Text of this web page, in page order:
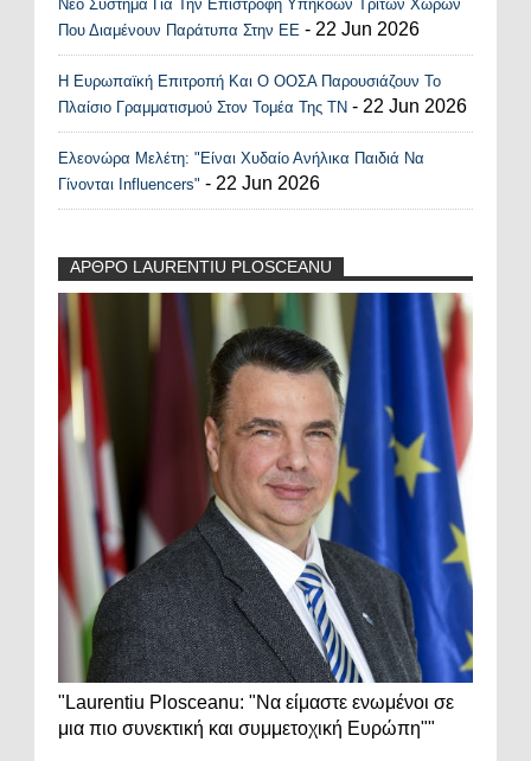
Νέο Σύστημα Για Την Επιστροφή Υπηκόων Τρίτων Χωρών
Που Διαμένουν Παράτυπα Στην ΕΕ - 22 Jun 2026
Η Ευρωπαϊκή Επιτροπή Και Ο ΟΟΣΑ Παρουσιάζουν Το
Πλαίσιο Γραμματισμού Στον Τομέα Της ΤΝ - 22 Jun 2026
Ελεονώρα Μελέτη: "Είναι Χυδαίο Ανήλικα Παιδιά Να
Γίνονται Influencers" - 22 Jun 2026
ΑΡΘΡΟ LAURENTIU PLOSCEANU
"Laurentiu Plosceanu: "Να είμαστε ενωμένοι σε
μια πιο συνεκτική και συμμετοχική Ευρώπη""